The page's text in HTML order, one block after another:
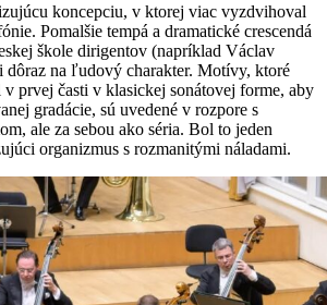
koncepciu, v ktorej viac vyzdvihoval
Pomalšie tempá a dramatické crescendá
škole dirigentov (napríklad Václav
na ľudový charakter. Motívy, ktoré
prvej časti v klasickej sonátovej forme, aby
gradácie, sú uvedené v rozpore s
ale za sebou ako séria. Bol to jeden
organizmus s rozmanitými náladami.